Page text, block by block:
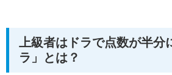
上級者はドラで点数が半分
ラ」とは？